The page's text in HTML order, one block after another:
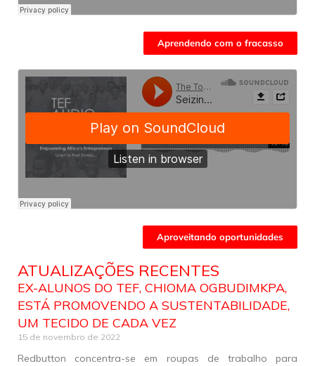
Aprendendo com o fracasso
Aproveitando oportunidades
ATUALIZAÇÕES RECENTES
EX-ALUNOS DO TEF, CHIOMA OGBUDIMKPA,
ESTÁ PROMOVENDO A SUSTENTABILIDADE,
UM TECIDO DE CADA VEZ
15 de novembro de 2022
Redbutton concentra-se em roupas de trabalho para